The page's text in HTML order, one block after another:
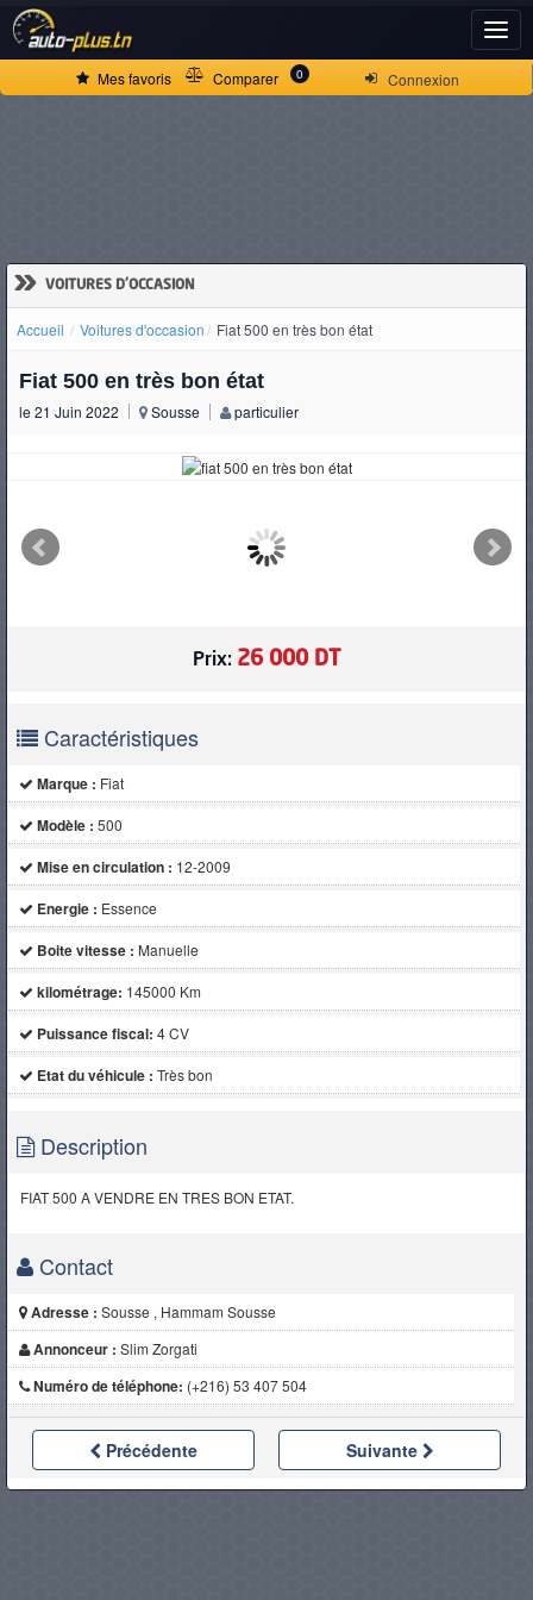
Connexion
Mes favoris Comparer 0
» VOITURES D'OCCASION
Accueil Voitures d'occasion Fiat 500 en très bon état
Fiat 500 en très bon état
le 21 Juin 2022 Sousse particulier
Prix: 26 000 DT
Caractéristiques
Marque : Fiat
Modèle : 500
Mise en circulation : 12-2009
Energie : Essence
Boite vitesse : Manuelle
kilométrage: 145000 Km
Puissance fiscal: 4 CV
Etat du véhicule : Très bon
Description
FIAT 500 A VENDRE EN TRES BON ETAT.
Contact
Adresse : Sousse , Hammam Sousse
Annonceur : Slim Zorgati
Numéro de téléphone: (+216) 53 407 504
Précédente Suivante
ACCUEIL
D'OCCASION
PNEUS